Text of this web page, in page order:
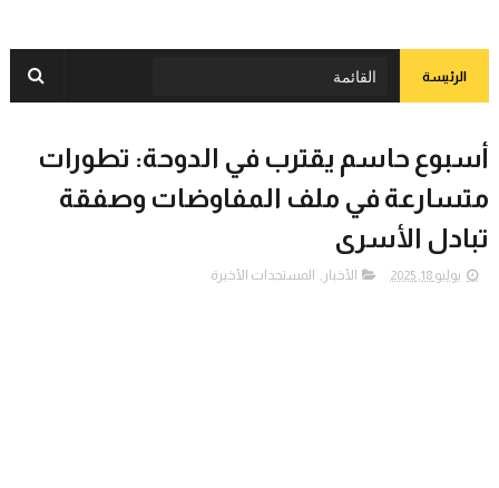
الرئيسة
أسبوع حاسم يقترب في الدوحة: تطورات
متسارعة في ملف المفاوضات وصفقة
تبادل الأسرى
يوليو 18, 2025 الأخبار , المستجدات الأخيرة